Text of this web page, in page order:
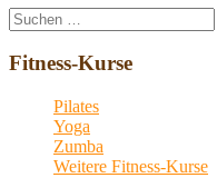
Suche
nach:
Fitness-Kurse
Pilates
Yoga
Zumba
Weitere Fitness-Kurse